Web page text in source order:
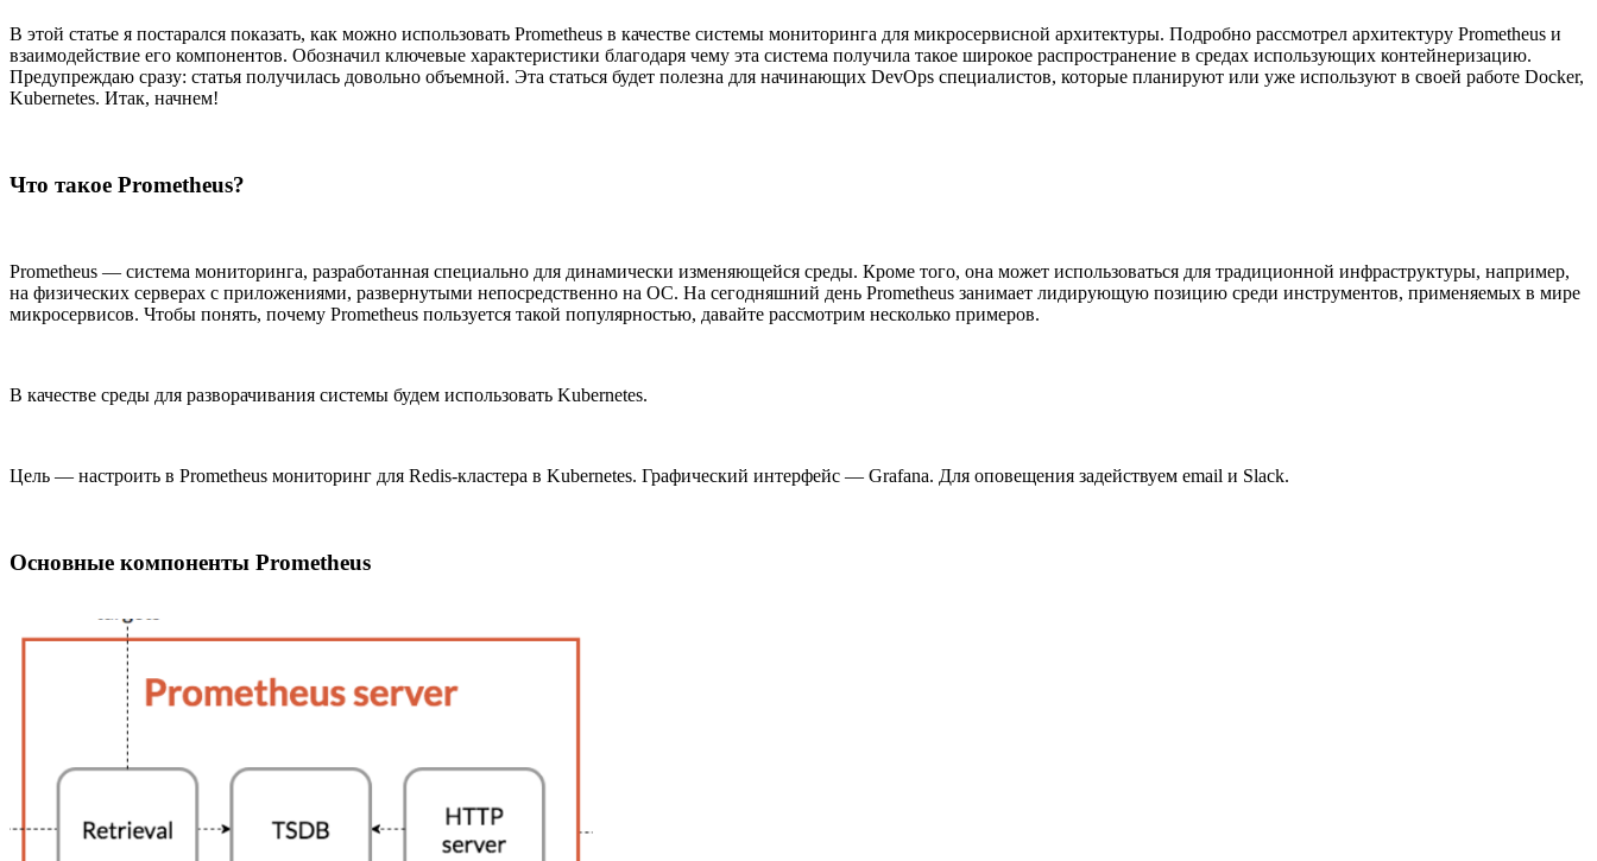
В этой статье я постарался показать, как можно использовать Prometheus в качестве системы мониторинга для микросервисной архитектуры. Подробно рассмотрел архитектуру Prometheus и
взаимодействие его компонентов. Обозначил ключевые характеристики благодаря чему эта система получила такое широкое распространение в средах использующих контейнеризацию.
Предупреждаю сразу: статья получилась довольно объемной. Эта статься будет полезна для начинающих DevOps специалистов, которые планируют или уже используют в своей работе Docker,
Kubernetes. Итак, начнем!
Что такое Prometheus?
Prometheus — система мониторинга, разработанная специально для динамически изменяющейся среды. Кроме того, она может использоваться для традиционной инфраструктуры, например,
на физических серверах с приложениями, развернутыми непосредственно на ОС. На сегодняшний день Prometheus занимает лидирующую позицию среди инструментов, применяемых в мире
микросервисов. Чтобы понять, почему Prometheus пользуется такой популярностью, давайте рассмотрим несколько примеров.
В качестве среды для разворачивания системы будем использовать Kubernetes.
Цель — настроить в Prometheus мониторинг для Redis-кластера в Kubernetes. Графический интерфейс — Grafana. Для оповещения задействуем email и Slack.
Основные компоненты Prometheus